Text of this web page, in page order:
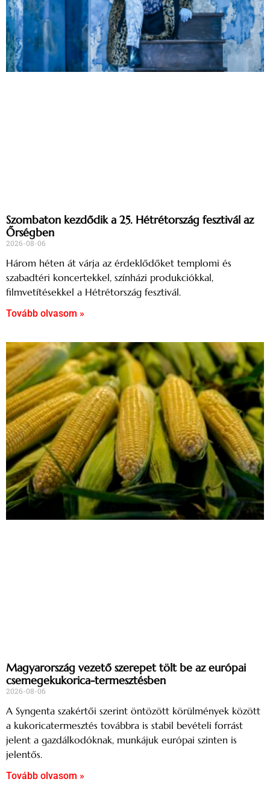
Szombaton kezdődik a 25. Hétrétország fesztivál az
Őrségben
2026-08-06
Három héten át várja az érdeklődőket templomi és
szabadtéri koncertekkel, színházi produkciókkal,
filmvetítésekkel a Hétrétország fesztivál.
Tovább olvasom »
Magyarország vezető szerepet tölt be az európai
csemegekukorica-termesztésben
2026-08-06
A Syngenta szakértői szerint öntözött körülmények között
a kukoricatermesztés továbbra is stabil bevételi forrást
jelent a gazdálkodóknak, munkájuk európai szinten is
jelentős.
Tovább olvasom »